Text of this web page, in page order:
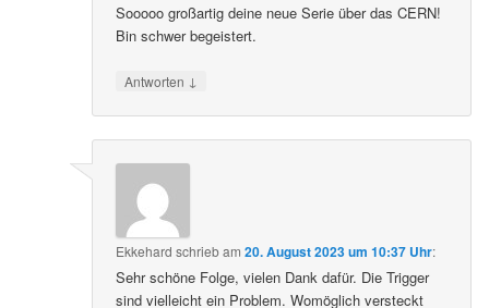
Sooooo großartig deine neue Serie über das CERN!
Bin schwer begeistert.
Antworten ↓
Ekkehard schriebam20. August 2023 um 10:37 Uhr:
Sehr schöne Folge, vielen Dank dafür. Die Trigger
sind vielleicht ein Problem. Womöglich versteckt